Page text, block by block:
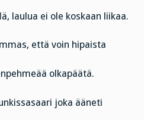
laulua ei ole koskaan liikaa.
että voin hipaista
olkapäätä.
joka ääneti